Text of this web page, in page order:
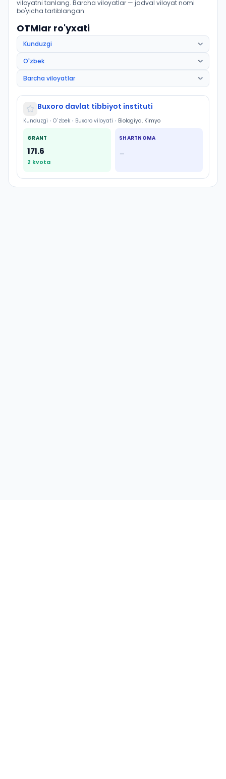
viloyatni tanlang. Barcha viloyatlar — jadval viloyat nomi
bo'yicha tartiblangan.
OTMlar ro'yxati
Buxoro davlat tibbiyot instituti
Kunduzgi • O`zbek • Buxoro viloyati • Biologiya, Kimyo
GRANT
171.6
2 kvota
SHARTNOMA
—